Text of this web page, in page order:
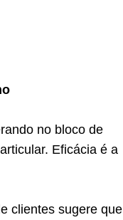
no bloco de
Eficácia é a
clientes sugere que